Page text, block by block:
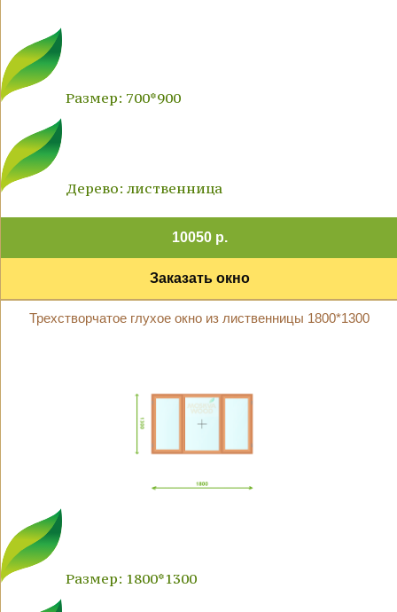
Размер: 700*900
Дерево: лиственница
10050 р.
Заказать окно
Трехстворчатое глухое окно из лиственницы 1800*1300
Размер: 1800*1300